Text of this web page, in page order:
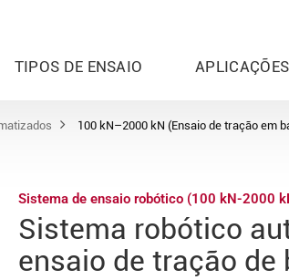
TIPOS DE ENSAIO APLICAÇÕES
100 kN–2000 kN (Ensaio de tração em
Sistema de ensaio robótico (100 kN-2000
Sistema robótico
ensaio de tração de